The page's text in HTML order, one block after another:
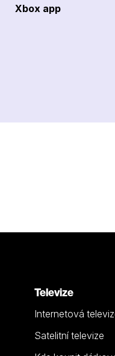
Xbox app
Televize
Internetová
Satelitní televize